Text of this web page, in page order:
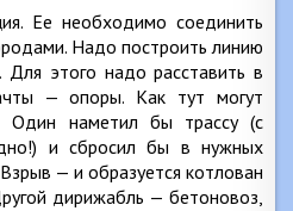
Ее необходимо соединить
Надо построить линию
этого надо расставить в
— опоры. Как тут могут
Один наметил бы трассу (с
и сбросил бы в нужных
— и образуется котлован
дирижабль — бетоновоз,